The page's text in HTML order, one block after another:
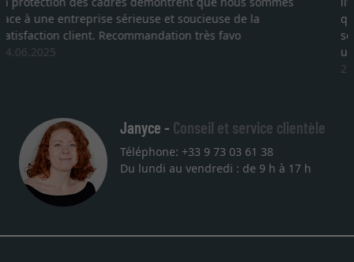
qualité sont au rendez vous. Emballage professionnel,
service et livraison dans les temps. J'espère revenir pour
une autre commande. Merci.
Janyce - Conseil et service clientèle
Téléphone: +33 9 73 03 61 38
Du lundi au vendredi : de 9 h à 17 h